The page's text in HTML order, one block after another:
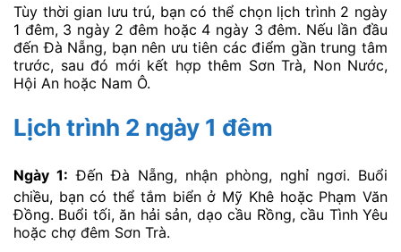
Tùy thời gian lưu trú, bạn có thể chọn lịch trình 2 ngày
1 đêm, 3 ngày 2 đêm hoặc 4 ngày 3 đêm. Nếu lần đầu
đến Đà Nẵng, bạn nên ưu tiên các điểm gần trung tâm
trước, sau đó mới kết hợp thêm Sơn Trà, Non Nước,
Hội An hoặc Nam Ô.
Lịch trình 2 ngày 1 đêm
Ngày 1: Đến Đà Nẵng, nhận phòng, nghỉ ngơi. Buổi
chiều, bạn có thể tắm biển ở Mỹ Khê hoặc Phạm Văn
Đồng. Buổi tối, ăn hải sản, dạo cầu Rồng, cầu Tình Yêu
hoặc chợ đêm Sơn Trà.